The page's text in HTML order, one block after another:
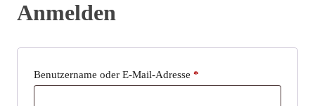
Anmelden
Benutzername oder E-Mail-Adresse *Erforderlich